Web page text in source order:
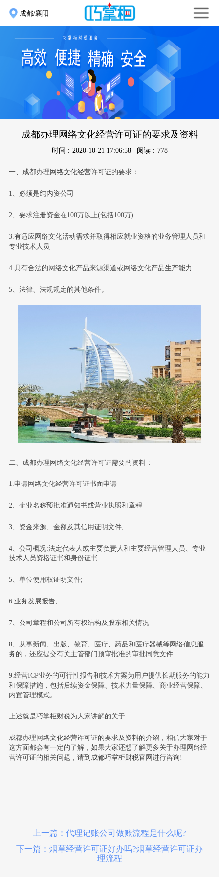
成都/襄阳
成都办理网络文化经营许可证的要求及资料
时间：2020-10-21 17:06:58 阅读：778
一、成都办理网络文化经营许可证的要求：
1、必须是纯内资公司
2、要求注册资金在100万以上(包括100万)
3.有适应网络文化活动需求并取得相应就业资格的业务管理人员和
专业技术人员
4.具有合法的网络文化产品来源渠道或网络文化产品生产能力
5、法律、法规规定的其他条件。
二、成都办理网络文化经营许可证需要的资料：
1.申请网络文化经营许可证书面申请
2、企业名称预批准通知书或营业执照和章程
3、资金来源、金额及其信用证明文件;
4、公司概况:法定代表人或主要负责人和主要经营管理人员、专业
技术人员资格证书和身份证书
5、单位使用权证明文件;
6.业务发展报告;
7、公司章程和公司所有权结构及股东相关情况
8、从事新闻、出版、教育、医疗、药品和医疗器械等网络信息服
务的，还应提交有关主管部门预审批准的审批同意文件
9.经营ICP业务的可行性报告和技术方案为用户提供长期服务的能力
和保障措施，包括后续资金保障、技术力量保障、商业经营保障、
内置管理模式。
上述就是巧掌柜财税为大家讲解的关于
成都办理网络文化经营许可证的要求及资料的介绍，相信大家对于
这方面都会有一定的了解，如果大家还想了解更多关于办理网络经
营许可证的相关问题，请到 成都巧掌柜财税官网进行咨询!
上一篇：代理记账公司做账流程是什么呢?
下一篇：烟草经营许可证好办吗?烟草经营许可证办
理流程